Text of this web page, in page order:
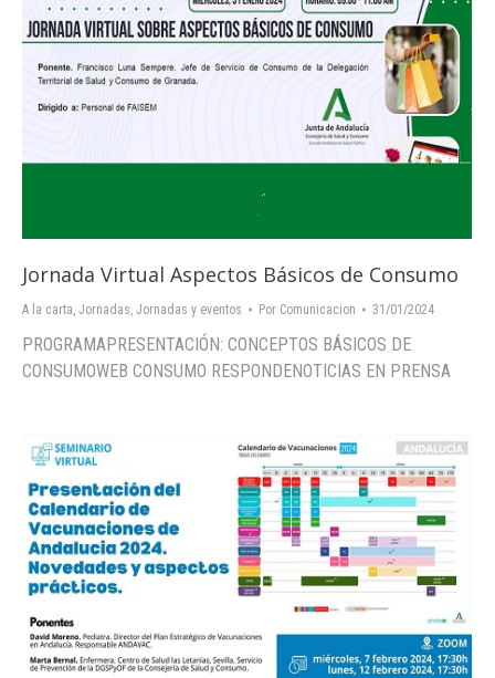
Jornada Virtual Aspectos Básicos de Consumo
A la carta, Jornadas, Jornadas y eventos Por Comunicacion 31/01/2024
PROGRAMAPRESENTACIÓN: CONCEPTOS BÁSICOS DE
CONSUMOWEB CONSUMO RESPONDENOTICIAS EN PRENSA